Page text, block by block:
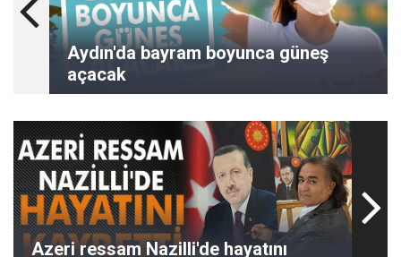
Aydın'da bayram boyunca güneş
açacak
Azeri ressam Nazilli'de hayatını